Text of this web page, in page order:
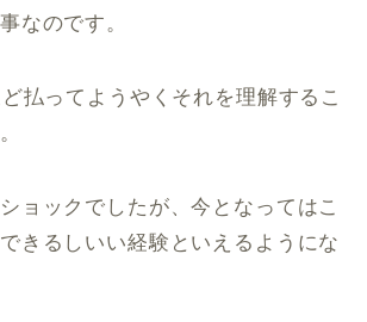
なのです。
払ってようやくそれを理解するこ
ョックでしたが、今となってはこ
きるしいい経験といえるようにな